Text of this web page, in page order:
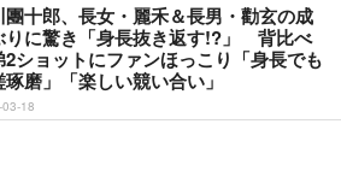
團十郎、長女・麗禾＆長男・勸玄の成
りに驚き「身長抜き返す!?」 背比べ
2ショットにファンほっこり「身長でも
磨」「楽しい競い合い」
18